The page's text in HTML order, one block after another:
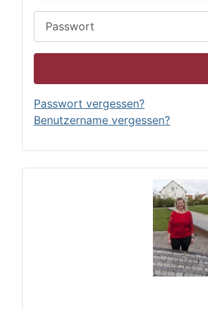
Passwort vergessen?
Benutzername vergessen?